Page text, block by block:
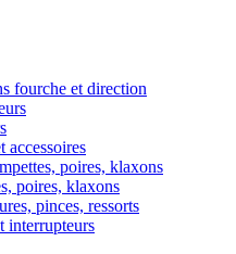
fourche et direction
accessoires
poires, klaxons
poires, klaxons
pinces, ressorts
interrupteurs